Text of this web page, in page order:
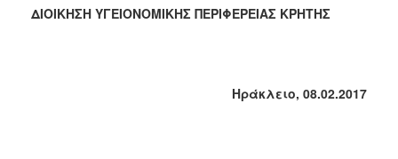
2021
ΔΙΟΙΚΗΣΗ ΥΓΕΙΟΝΟΜΙΚΗΣ ΠΕΡΙΦΕΡΕΙΑΣ ΚΡΗΤΗΣ
Ηράκλειο, 08.02.2017